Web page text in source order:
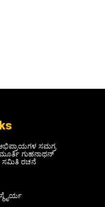
ಸಮಗ್ರ
ಗುಹನಾಥನ್
ಸಮಿತಿ ರಚನೆ